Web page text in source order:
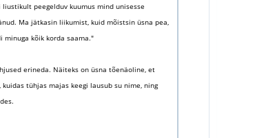
peegelduv kuumus mind unisesse
Ma jätkasin liikumist, kuid mõistsin üsna pea,
kõik korda saama."
erineda. Näiteks on üsna tõenäoline, et
tühjas majas keegi lausub su nime, ning